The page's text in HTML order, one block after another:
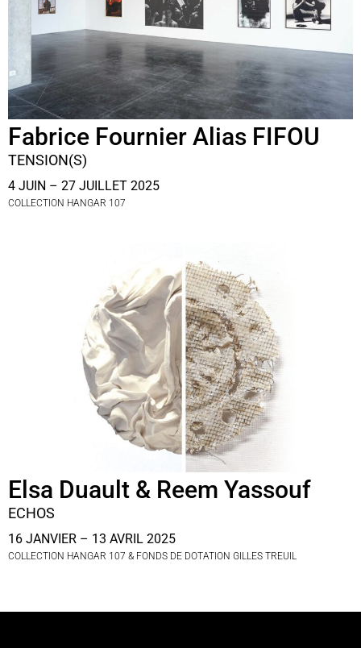
Fabrice Fournier Alias FIFOU
TENSION(S)
4 JUIN – 27 JUILLET 2025
COLLECTION HANGAR 107
Elsa Duault & Reem Yassouf
ECHOS
16 JANVIER – 13 AVRIL 2025
COLLECTION HANGAR 107 & FONDS DE DOTATION GILLES TREUIL